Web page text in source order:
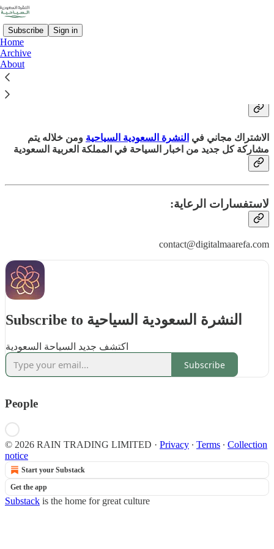
Subscribe Sign in
Home
Archive
About
الاشتراك مجاني في النشرة السعودية السياحية ومن خلاله يتم
مشاركة كل جديد من اخبار السياحة في المملكة العربية السعودية
لاستفسارات الرعاية:
contact@digitalmaarefa.com
Subscribe to النشرة السعودية السياحية
اكتشف جديد السياحة السعودية
Subscribe
People
© 2026 RAIN TRADING LIMITED · Privacy ∙ Terms ∙ Collection
notice
Start your Substack
Get the app
Substack is the home for great culture